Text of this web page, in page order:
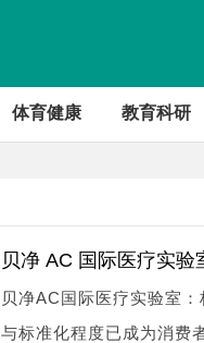
体育健康 教育科研
贝净 AC 国际医疗实
贝净AC国际医疗实验室
与标准化程度已成为消费